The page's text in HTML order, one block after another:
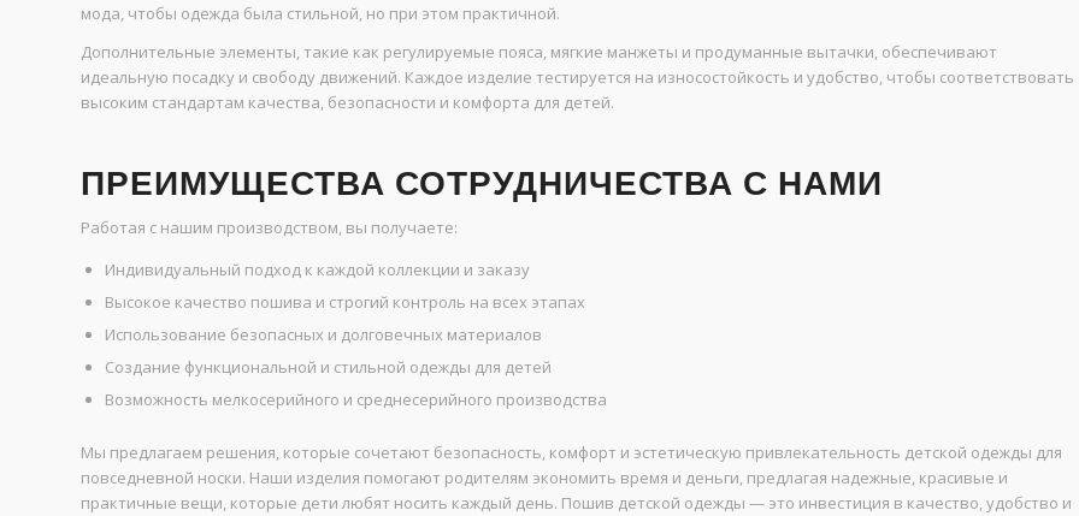
мода, чтобы одежда была стильной, но при этом практичной.
Дополнительные элементы, такие как регулируемые пояса, мягкие манжеты и продуманные вытачки, обеспечивают
идеальную посадку и свободу движений. Каждое изделие тестируется на износостойкость и удобство, чтобы соответствовать
высоким стандартам качества, безопасности и комфорта для детей.
ПРЕИМУЩЕСТВА СОТРУДНИЧЕСТВА С НАМИ
Работая с нашим производством, вы получаете:
Индивидуальный подход к каждой коллекции и заказу
Высокое качество пошива и строгий контроль на всех этапах
Использование безопасных и долговечных материалов
Создание функциональной и стильной одежды для детей
Возможность мелкосерийного и среднесерийного производства
Мы предлагаем решения, которые сочетают безопасность, комфорт и эстетическую привлекательность детской одежды для
повседневной носки. Наши изделия помогают родителям экономить время и деньги, предлагая надежные, красивые и
практичные вещи, которые дети любят носить каждый день. Пошив детской одежды — это инвестиция в качество, удобство и